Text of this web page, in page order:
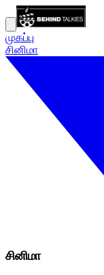
முகப்பு
சினிமா
சினிமா